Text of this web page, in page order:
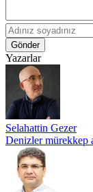
Gönder
Yazarlar
Selahattin Gezer
Denizler mürekkep